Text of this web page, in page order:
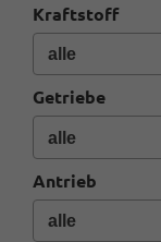
Kraftstoff
Getriebe
Antrieb